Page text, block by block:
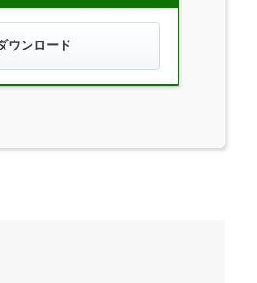
ウンロード